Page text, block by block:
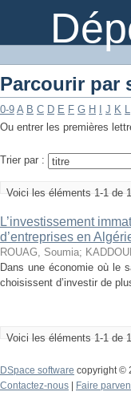
Parcourir par
0-9 A B C D E F G H J K L
Ou entrer les premières
Trier par :
Voici les éléments 1-1 de 1
L’investissement
d’entreprises en
ROUAG, Soumia;
Dans une économie où le
choisissent d’investir de
Voici les éléments 1-1 de 1
DSpace software copyright ©
Contactez-nous
Faire